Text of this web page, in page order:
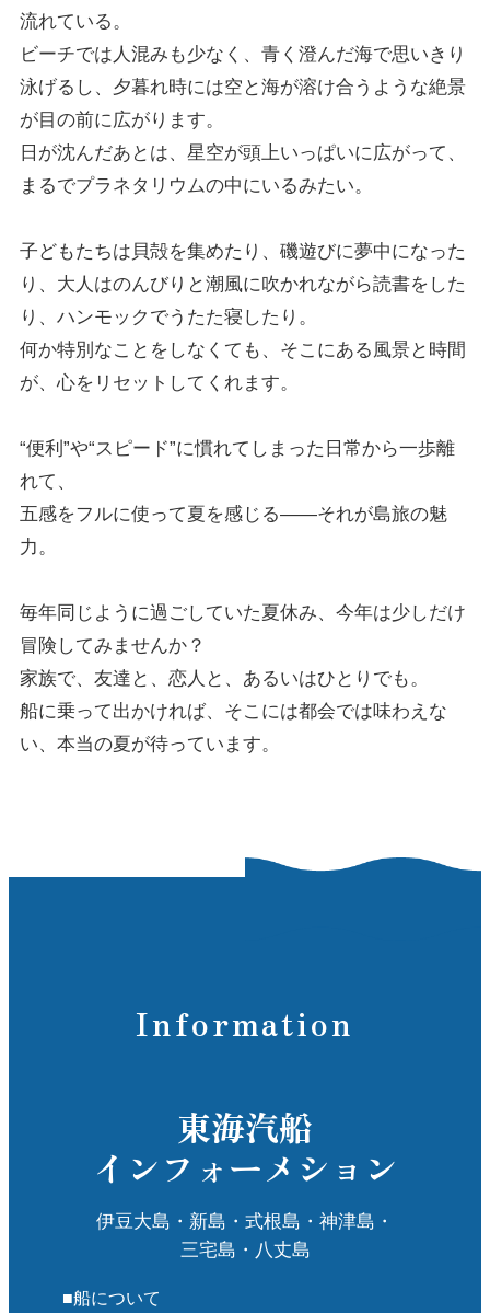
流れている。
ビーチでは人混みも少なく、青く澄んだ海で思いきり
泳げるし、夕暮れ時には空と海が溶け合うような絶景
が目の前に広がります。
日が沈んだあとは、星空が頭上いっぱいに広がって、
まるでプラネタリウムの中にいるみたい。
子どもたちは貝殻を集めたり、磯遊びに夢中になった
り、大人はのんびりと潮風に吹かれながら読書をした
り、ハンモックでうたた寝したり。
何か特別なことをしなくても、そこにある風景と時間
が、心をリセットしてくれます。
“便利”や“スピード”に慣れてしまった日常から一歩離
れて、
五感をフルに使って夏を感じる――それが島旅の魅
力。
毎年同じように過ごしていた夏休み、今年は少しだけ
冒険してみませんか？
家族で、友達と、恋人と、あるいはひとりでも。
船に乗って出かければ、そこには都会では味わえな
い、本当の夏が待っています。
Information
東海汽船
インフォーメション
伊豆大島・新島・式根島・神津島・
三宅島・八丈島
■船について